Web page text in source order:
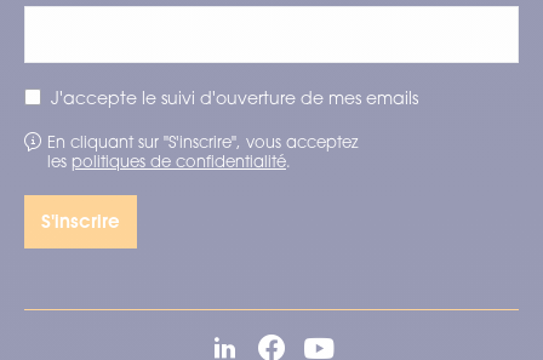
J'accepte le suivi d'ouverture de mes emails
En cliquant sur "S'inscrire", vous acceptez
les politiques de confidentialité.